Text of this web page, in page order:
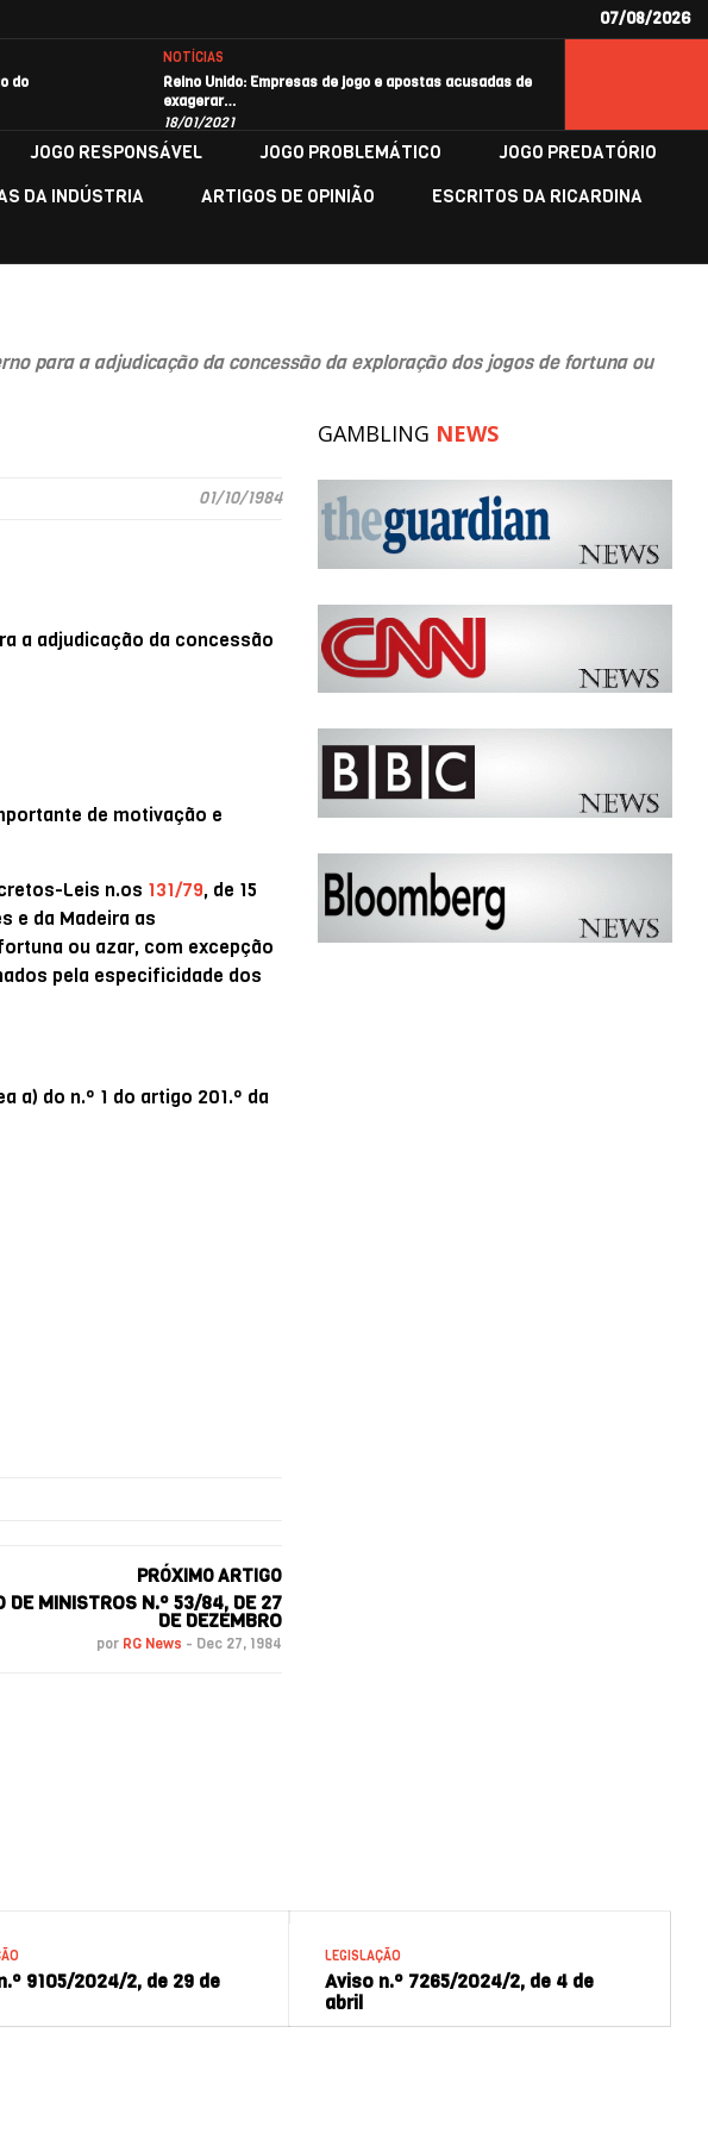
07/08/2026
do
NOTÍCIAS
Reino Unido: Empresas de jogo e apostas acusadas de
exagerar…
18/01/2021
JOGO RESPONSÁVEL JOGO PROBLEMÁTICO
JOGO PREDATÓRIO
DA INDÚSTRIA ARTIGOS DE OPINIÃO
ESCRITOS DA RICARDINA
para a adjudicação da concessão da exploração dos jogos de fortuna ou
01/10/1984
a adjudicação da concessão
de motivação e
Leis n.os 131/79, de 15
e da Madeira as
ou azar, com excepção
pela especificidade dos
a) do n.º 1 do artigo 201.º da
PRÓXIMO ARTIGO
DE MINISTROS N.º 53/84, DE 27
DE DEZEMBRO
por RG News - Dec 27, 1984
GAMBLING NEWS
9105/2024/2, de 29 de
LEGISLAÇÃO
Aviso n.º 7265/2024/2, de 4 de
abril